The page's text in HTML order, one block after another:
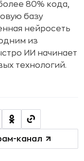
80% кода,
базу
нейросеть
из
ИИ начинает
технологий.
канал